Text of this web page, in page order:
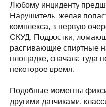
Любому инциденту
Нарушитель, желая
комплекса, в первую
СКУД. Подростки,
распивающие спиртные
площадке, сначала туда
некоторое время.
Подобные моменты
другими датчиками,